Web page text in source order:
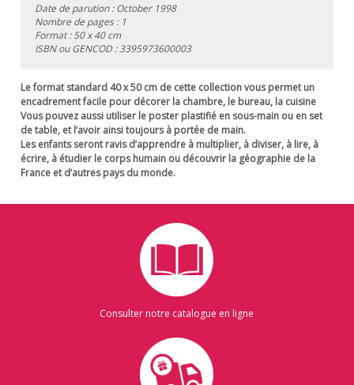
Date de parution : October 1998
Nombre de pages : 1
Format : 50 x 40 cm
ISBN ou GENCOD :3395973600003
Le format standard 40 x 50 cm de cette collection vous permet un
encadrement facile pour décorer la chambre, le bureau, la cuisine
Vous pouvez aussi utiliser le poster plastifié en sous-main ou en set
de table, et l’avoir ainsi toujours à portée de main.
Les enfants seront ravis d’apprendre à multiplier, à diviser, à lire, à
écrire, à étudier le corps humain ou découvrir la géographie de la
France et d’autres pays du monde.
Consulter notre catalogue en ligne